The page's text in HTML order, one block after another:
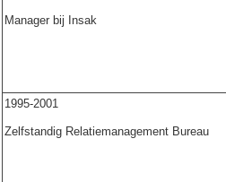
Manager bij Insak
1995-2001
Zelfstandig Relatiemanagement Bureau